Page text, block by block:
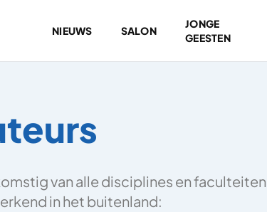
NIEUWS SALON
JONGE
GEESTEN
van alle disciplines en
in het buitenland: